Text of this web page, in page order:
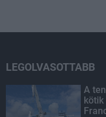
LEGOLVASOTTABB
A
kötik